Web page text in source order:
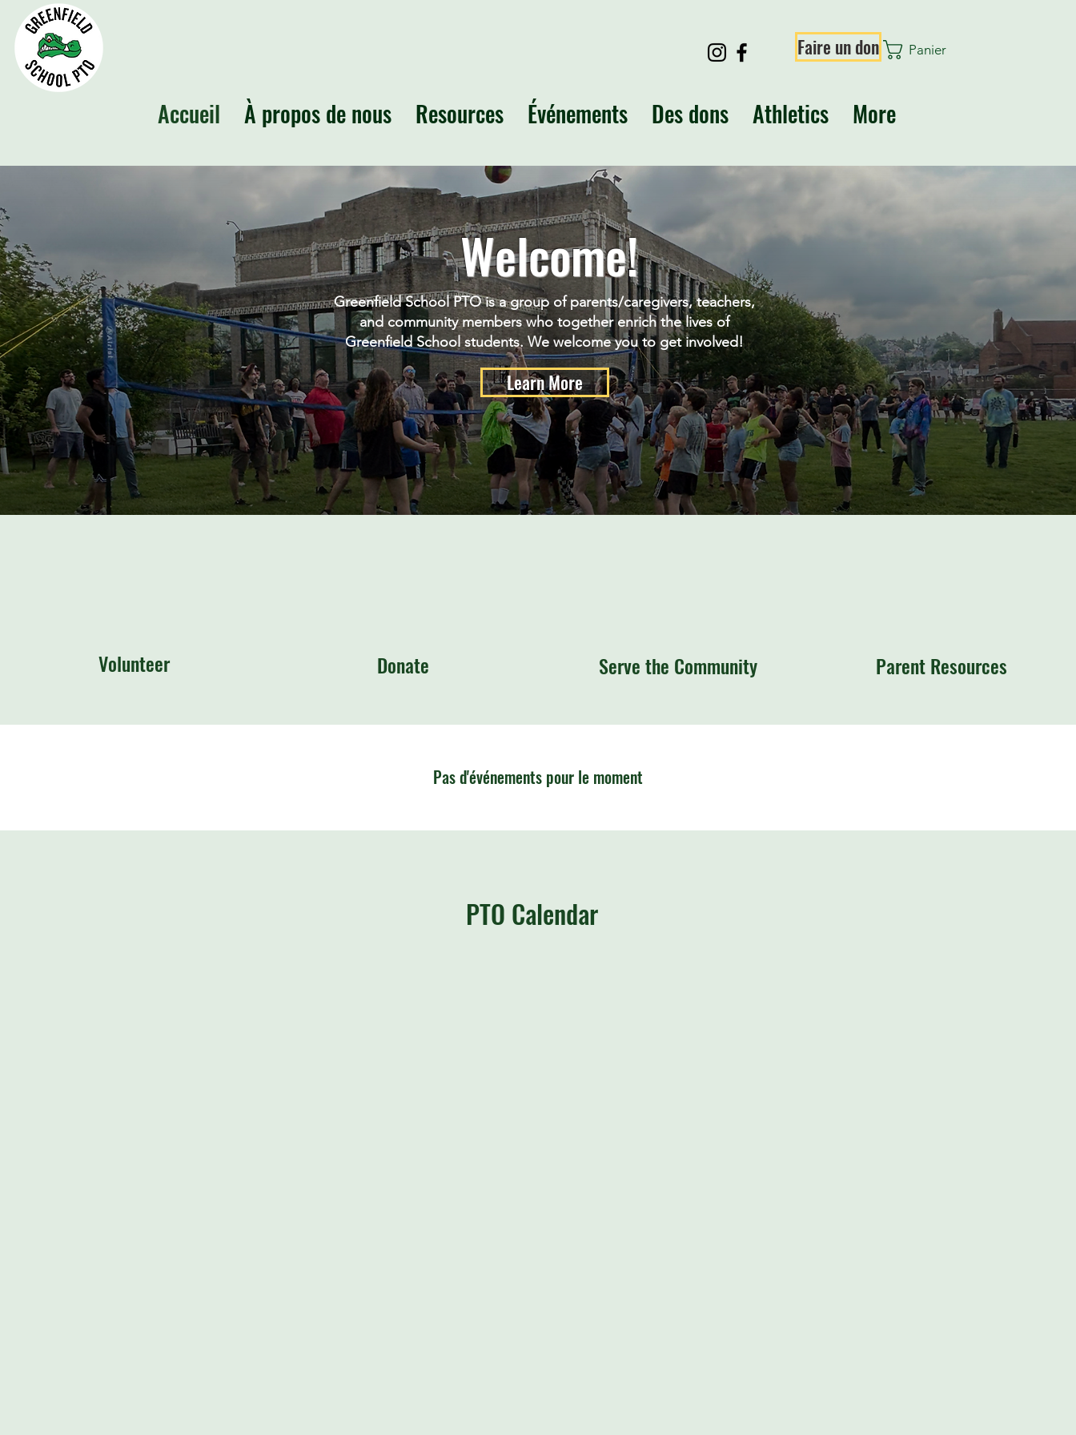
Faire un don Panier
Accueil À propos de nous Resources Événements Des dons Athletics More
Greenfield School PTO is a group of parents/caregivers, teachers,
and community members who together enrich the lives of
Greenfield School students. We welcome you to get involved!
Learn More
Welcome!
Volunteer Donate Serve the Community Parent Resources
Pas d'événements pour le moment
PTO Calendar